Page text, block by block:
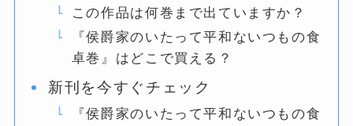
この作品は何巻まで出ていますか？
『侯爵家のいたって平和ないつもの食
卓巻』はどこで買える？
新刊を今すぐチェック
『侯爵家のいたって平和ないつもの食